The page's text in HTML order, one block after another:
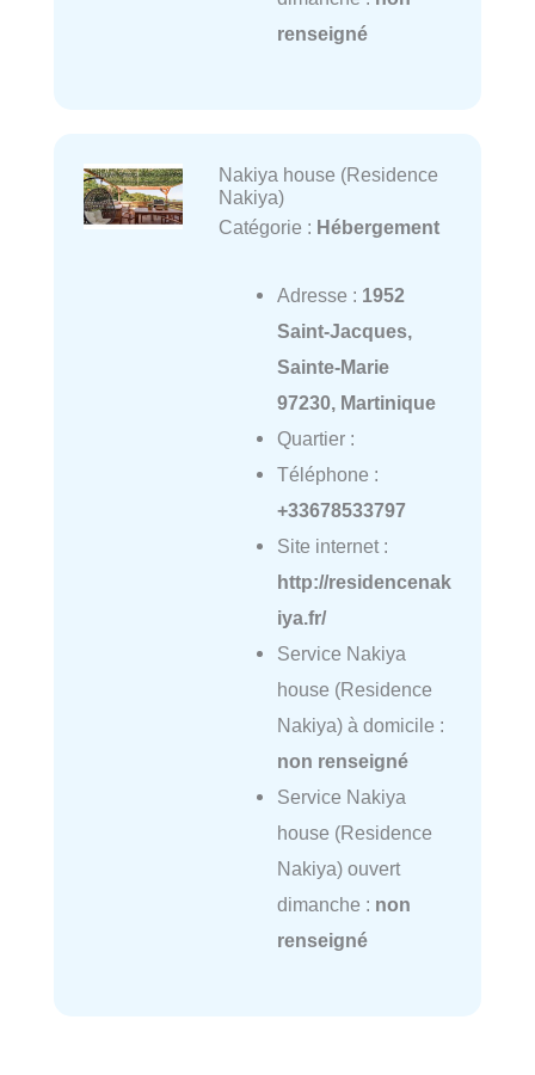
renseigné
Nakiya house (Residence
Nakiya)
Catégorie : Hébergement
Adresse : 1952
Saint-Jacques,
Sainte-Marie
97230, Martinique
Quartier :
Téléphone :
+33678533797
Site internet :
http://residencenak
iya.fr/
Service Nakiya
house (Residence
Nakiya) à domicile :
non renseigné
Service Nakiya
house (Residence
Nakiya) ouvert
dimanche : non
renseigné